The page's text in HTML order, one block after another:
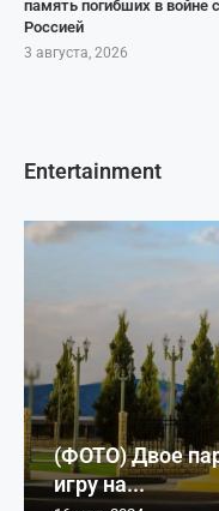
память погибших в войне с
Россией
3 августа, 2026
Entertainment
(ФОТО) Двое
игру на...